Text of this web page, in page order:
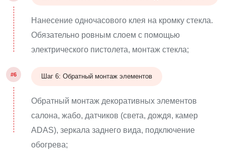
Нанесение одночасового клея на кромку стекла.
Обязательно ровным слоем с помощью
электрического пистолета, монтаж стекла;
#6 Шаг 6: Обратный монтаж элементов
Обратный монтаж декоративных элементов
салона, жабо, датчиков (света, дождя, камер
ADAS), зеркала заднего вида, подключение
обогрева;